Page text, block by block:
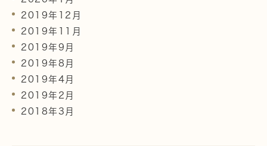
2019年12月
2019年11月
2019年9月
2019年8月
2019年4月
2019年2月
2018年3月